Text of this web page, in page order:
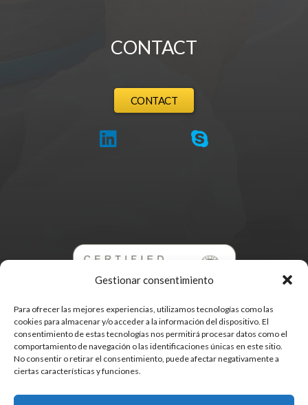
Gestionar consentimiento
Para ofrecer las mejores experiencias, utilizamos tecnologías como las
cookies para almacenar y/o acceder a la información del dispositivo. El
consentimiento de estas tecnologías nos permitirá procesar datos como el
comportamiento de navegación o las identificaciones únicas en este sitio.
No consentir o retirar el consentimiento, puede afectar negativamente a
ciertas características y funciones.
CONTACT
CONTACT